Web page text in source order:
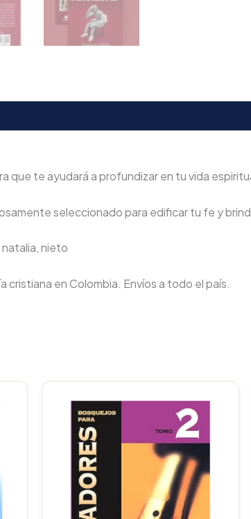
que te ayudará a profundizar en tu vida
seleccionado para edificar tu fe y
nieto
cristiana en Colombia. Envíos a todo el país.
price
$89.900.
price
is:
$85.405.